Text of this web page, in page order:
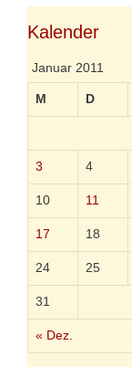
a
f
r
i
i
e
n
Kalender
Januar 2011
M D
« Dez.
3 4
10 11
17 18
24 25
31